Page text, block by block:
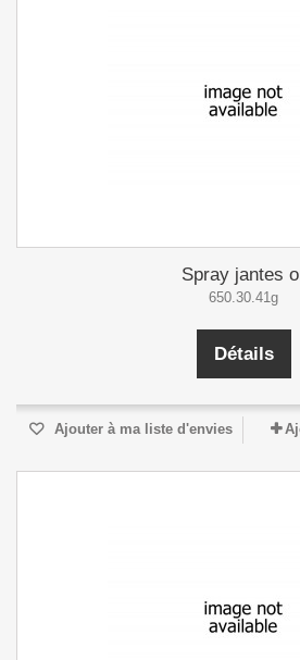
Spray jantes
650.30.41g
Détails
Ajouter à ma liste d'envies